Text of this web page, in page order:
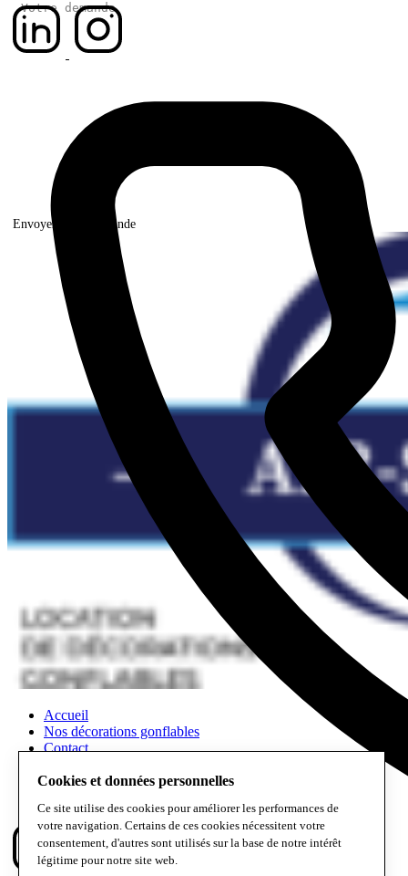
Envoyer votre demande
Accueil
Nos décorations gonflables
Contact
Scénographies et végétalisation
Cookies et données personnelles
Ce site utilise des cookies pour améliorer les performances de
votre navigation. Certains de ces cookies nécessitent votre
consentement, d'autres sont utilisés sur la base de notre intérêt
légitime pour notre site web.